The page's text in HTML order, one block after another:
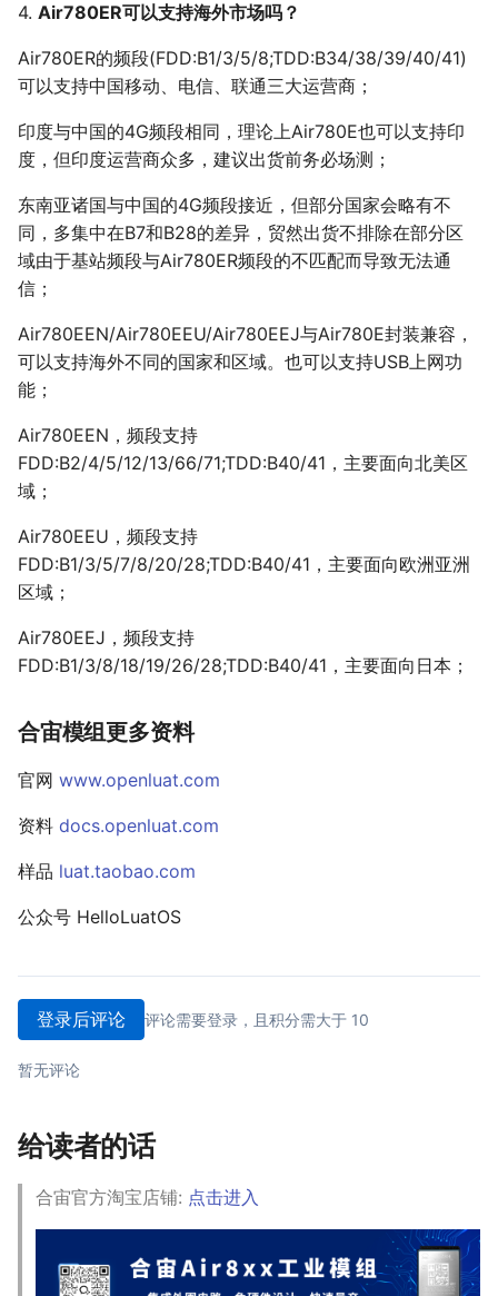
4. Air780ER可以支持海外市场吗？
Air780ER的频段(FDD:B1/3/5/8;TDD:B34/38/39/40/41)
可以支持中国移动、电信、联通三大运营商；
印度与中国的4G频段相同，理论上Air780E也可以支持印
度，但印度运营商众多，建议出货前务必场测；
东南亚诸国与中国的4G频段接近，但部分国家会略有不
同，多集中在B7和B28的差异，贸然出货不排除在部分区
域由于基站频段与Air780ER频段的不匹配而导致无法通
信；
Air780EEN/Air780EEU/Air780EEJ与Air780E封装兼容，
可以支持海外不同的国家和区域。也可以支持USB上网功
能；
Air780EEN，频段支持
FDD:B2/4/5/12/13/66/71;TDD:B40/41，主要面向北美区
域；
Air780EEU，频段支持
FDD:B1/3/5/7/8/20/28;TDD:B40/41，主要面向欧洲亚洲
区域；
Air780EEJ，频段支持
FDD:B1/3/8/18/19/26/28;TDD:B40/41，主要面向日本；
合宙模组更多资料
官网 www.openluat.com
资料 docs.openluat.com
样品 luat.taobao.com
公众号 HelloLuatOS
登录后评论 评论需要登录，且积分需大于 10
暂无评论
给读者的话
合宙官方淘宝店铺: 点击进入